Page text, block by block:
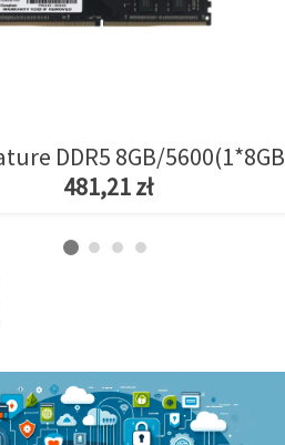
DDR5 8GB/
481,21 zł